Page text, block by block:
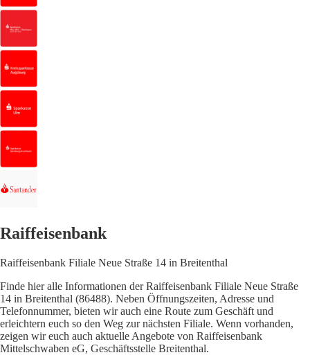
Raiffeisenbank
Raiffeisenbank Filiale Neue Straße 14 in Breitenthal
Finde hier alle Informationen der Raiffeisenbank Filiale Neue Straße
14 in Breitenthal (86488). Neben Öffnungszeiten, Adresse und
Telefonnummer, bieten wir auch eine Route zum Geschäft und
erleichtern euch so den Weg zur nächsten Filiale. Wenn vorhanden,
zeigen wir euch auch aktuelle Angebote von Raiffeisenbank
Mittelschwaben eG, Geschäftsstelle Breitenthal.